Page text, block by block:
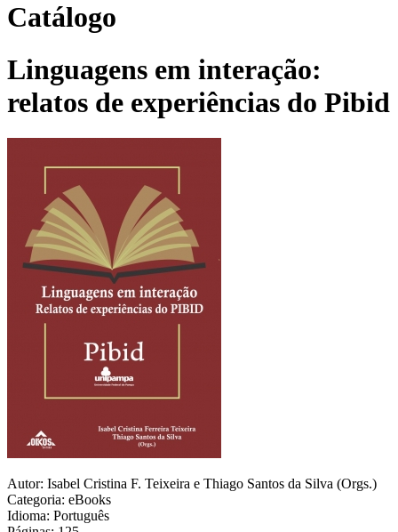
Catálogo
Linguagens em interação:
relatos de experiências do Pibid
Autor: Isabel Cristina F. Teixeira e Thiago Santos da Silva (Orgs.)
Categoria: eBooks
Idioma: Português